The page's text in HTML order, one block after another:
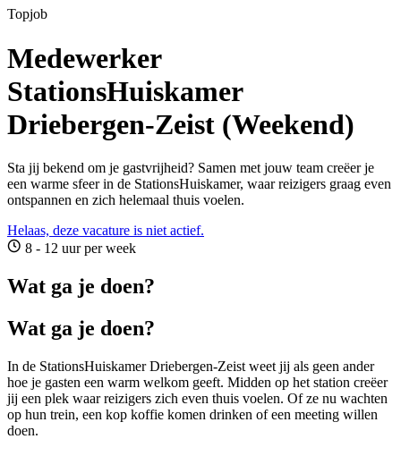
Topjob
Medewerker
StationsHuiskamer
Driebergen-Zeist (Weekend)
Sta jij bekend om je gastvrijheid? Samen met jouw team creëer je
een warme sfeer in de StationsHuiskamer, waar reizigers graag even
ontspannen en zich helemaal thuis voelen.
Helaas, deze vacature is niet actief.
8 - 12 uur per week
Wat ga je doen?
Wat ga je doen?
In de StationsHuiskamer Driebergen-Zeist weet jij als geen ander
hoe je gasten een warm welkom geeft. Midden op het station creëer
jij een plek waar reizigers zich even thuis voelen. Of ze nu wachten
op hun trein, een kop koffie komen drinken of een meeting willen
doen.